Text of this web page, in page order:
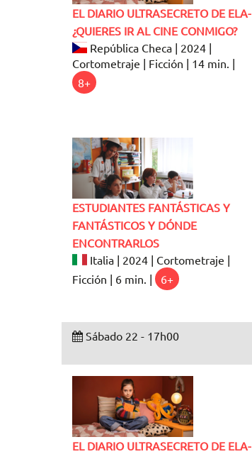
EL DIARIO ULTRASECRETO DE ELA-
¿QUIERES IR AL CINE CONMIGO?
República Checa | 2024 |
Cortometraje | Ficción | 14 min. |
8+
ESTUDIANTES FANTÁSTICAS Y
FANTÁSTICOS Y DÓNDE
ENCONTRARLOS
Italia | 2024 | Cortometraje |
Ficción | 6 min. |
6+
Sábado 22 - 17h00
EL DIARIO ULTRASECRETO DE ELA-